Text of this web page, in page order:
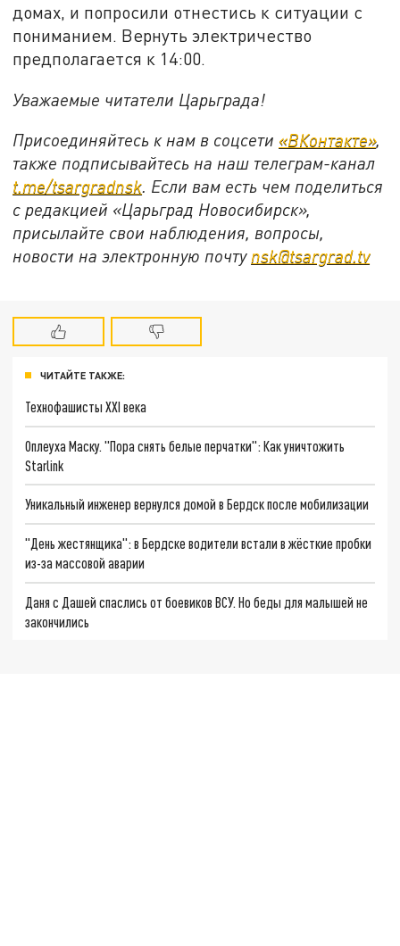
домах, и попросили отнестись к ситуации с
пониманием. Вернуть электричество
предполагается к 14:00.
Уважаемые читатели Царьграда!
Присоединяйтесь к нам в соцсети «ВКонтакте»,
также подписывайтесь на наш телеграм-канал
t.me/tsargradnsk. Если вам есть чем поделиться
с редакцией «Царьград Новосибирск»,
присылайте свои наблюдения, вопросы,
новости на электронную почту nsk@tsargrad.tv
ЧИТАЙТЕ ТАКЖЕ:
Технофашисты XXI века
Оплеуха Маску. "Пора снять белые перчатки": Как уничтожить
Starlink
Уникальный инженер вернулся домой в Бердск после мобилизации
"День жестянщика": в Бердске водители встали в жёсткие пробки
из-за массовой аварии
Даня с Дашей спаслись от боевиков ВСУ. Но беды для малышей не
закончились